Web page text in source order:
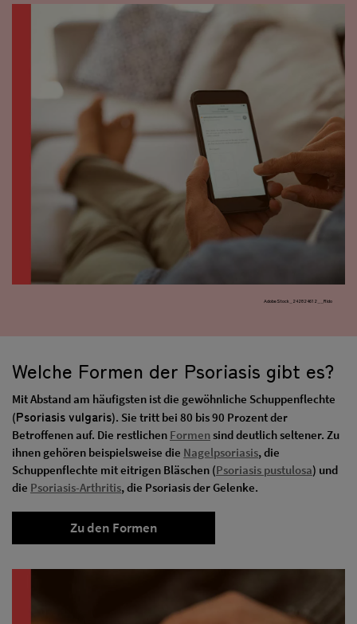
AdobeStock_242824612__Rido
Welche Formen der Psoriasis gibt es?
Mit Abstand am häufigsten ist die gewöhnliche Schuppenflechte
(Psoriasis vulgaris). Sie tritt bei 80 bis 90 Prozent der
Betroffenen auf. Die restlichen Formen sind deutlich seltener. Zu
ihnen gehören beispielsweise die Nagelpsoriasis, die
Schuppenflechte mit eitrigen Bläschen (Psoriasis pustulosa) und
die Psoriasis-Arthritis, die Psoriasis der Gelenke.
Zu den Formen